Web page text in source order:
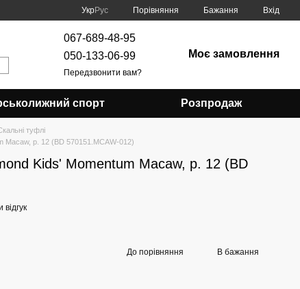
УкрРус Порівняння Бажання Вхід
067-689-48-95
050-133-06-99
Передзвонити вам?
Моє замовлення
спорт Розпродаж
туфлі
Macaw, р. 12 (BD 570151.MCAW-012)
Kids' Momentum Macaw, р. 12 (BD
До порівняння В бажання